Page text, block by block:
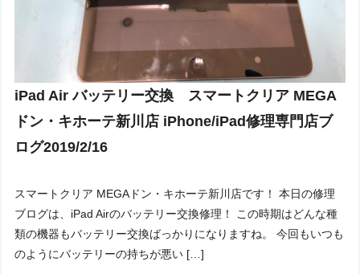
iPad Air バッテリー交換 スマートクリア MEGA
ドン・キホーテ新川店 iPhone/iPad修理専門店ブ
ログ2019/2/16
スマートクリア MEGAドン・キホーテ新川店です！ 本日の修理
ブログは、iPad Airのバッテリー交換修理！ この時期はどんな種
類の機器もバッテリー交換ばっかりになりますね。 今回もいつも
のようにバッテリーの持ちが悪い […]